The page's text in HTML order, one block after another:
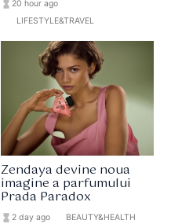
hourglass_full 20 hour ago
LIFESTYLE&TRAVEL
Zendaya devine noua
imagine a parfumului
Prada Paradox
hourglass_full 2 day ago BEAUTY&HEALTH